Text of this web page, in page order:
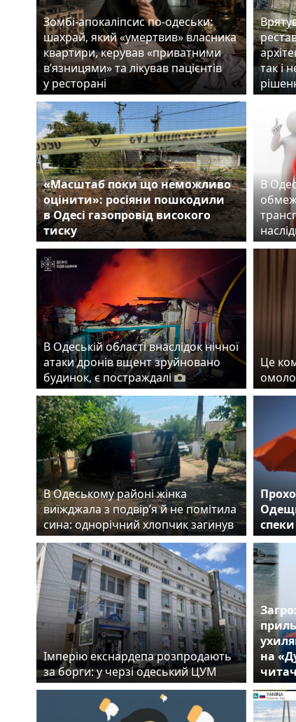
Зомбі-апокаліпсис по-одеськи:
шахрай, який «умертвив» власника
квартири, керував «приватними
в’язницями» та лікував пацієнтів
у ресторані
так і
«Масштаб поки що неможливо
оцінити»: росіяни пошкодили
в Одесі газопровід високого
тиску
В
В Одеській області внаслідок нічної
атаки дронів вщент зруйновано
будинок, є постраждалі
Це
В Одеському районі жінка
виїжджала з подвір’я й не помітила
сина: однорічний хлопчик загинув
спеки
Імперію екснардепа розпродають
за борги: у черзі одеський ЦУМ
на